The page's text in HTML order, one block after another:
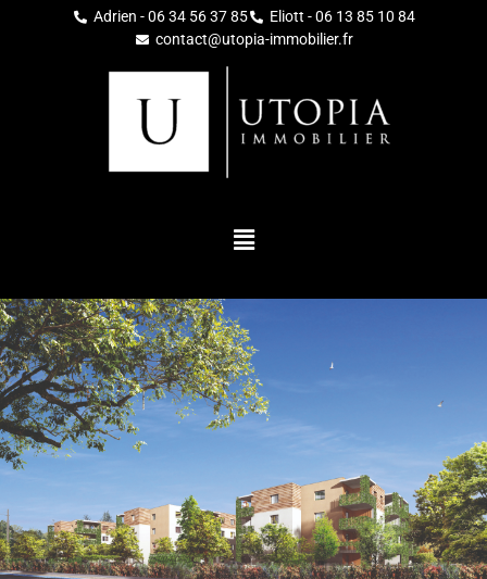
Adrien - 06 34 56 37 85
Eliott - 06 13 85 10 84
contact@utopia-immobilier.fr